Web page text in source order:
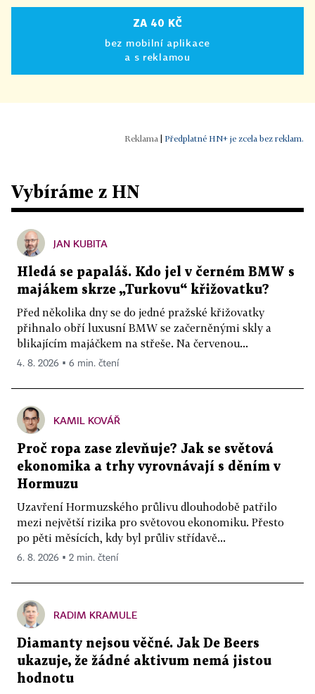
ZA 40 KČ
bez mobilní aplikace
a s reklamou
Předplatné HN+ je zcela bez reklam.
Vybíráme z HN
JAN KUBITA
Hledá se papaláš. Kdo jel v černém BMW s
majákem skrze „Turkovu“ křižovatku?
Před několika dny se do jedné pražské křižovatky
přihnalo obří luxusní BMW se začerněnými skly a
blikajícím majáčkem na střeše. Na červenou...
4. 8. 2026 ▪ 6 min. čtení
KAMIL KOVÁŘ
Proč ropa zase zlevňuje? Jak se světová
ekonomika a trhy vyrovnávají s děním v
Hormuzu
Uzavření Hormuzského průlivu dlouhodobě patřilo
mezi největší rizika pro světovou ekonomiku. Přesto
po pěti měsících, kdy byl průliv střídavě...
6. 8. 2026 ▪ 2 min. čtení
RADIM KRAMULE
Diamanty nejsou věčné. Jak De Beers
ukazuje, že žádné aktivum nemá jistou
hodnotu